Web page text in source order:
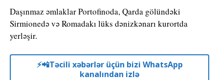
Daşınmaz əmlaklar Portofinoda, Qarda gölündəki
Sirmionedə və Romadakı lüks dənizkənarı kurortda
yerləşir.
⚡️📲Təcili xəbərlər üçün bizi WhatsApp
kanalından izlə